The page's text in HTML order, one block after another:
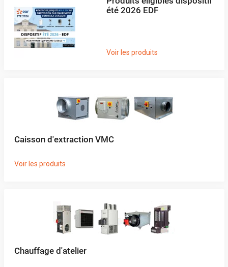
été 2026 EDF
Voir les produits
Caisson d'extraction VMC
Voir les produits
Chauffage d'atelier